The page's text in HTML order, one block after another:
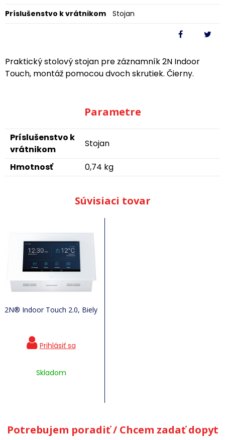
Príslušenstvo k vrátnikom
Stojan
Praktický stolový stojan pre záznamník 2N Indoor
Touch, montáž pomocou dvoch skrutiek. Čierny.
Parametre
Príslušenstvo k
vrátnikom
Stojan
Hmotnosť 0,74 kg
Súvisiaci tovar
2N® Indoor Touch 2.0, Biely
Skladom
Potrebujem poradiť / Chcem zadať dopyt